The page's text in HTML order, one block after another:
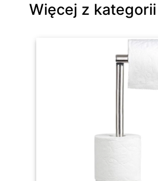
Więcej z